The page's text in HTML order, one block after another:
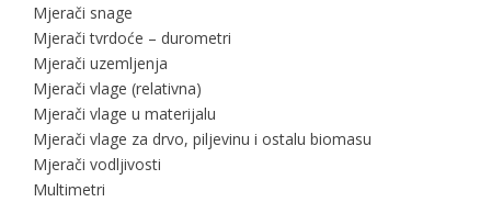
Mjerači snage
Mjerači tvrdoće – durometri
Mjerači uzemljenja
Mjerači vlage (relativna)
Mjerači vlage u materijalu
Mjerači vlage za drvo, piljevinu i ostalu biomasu
Mjerači vodljivosti
Multimetri